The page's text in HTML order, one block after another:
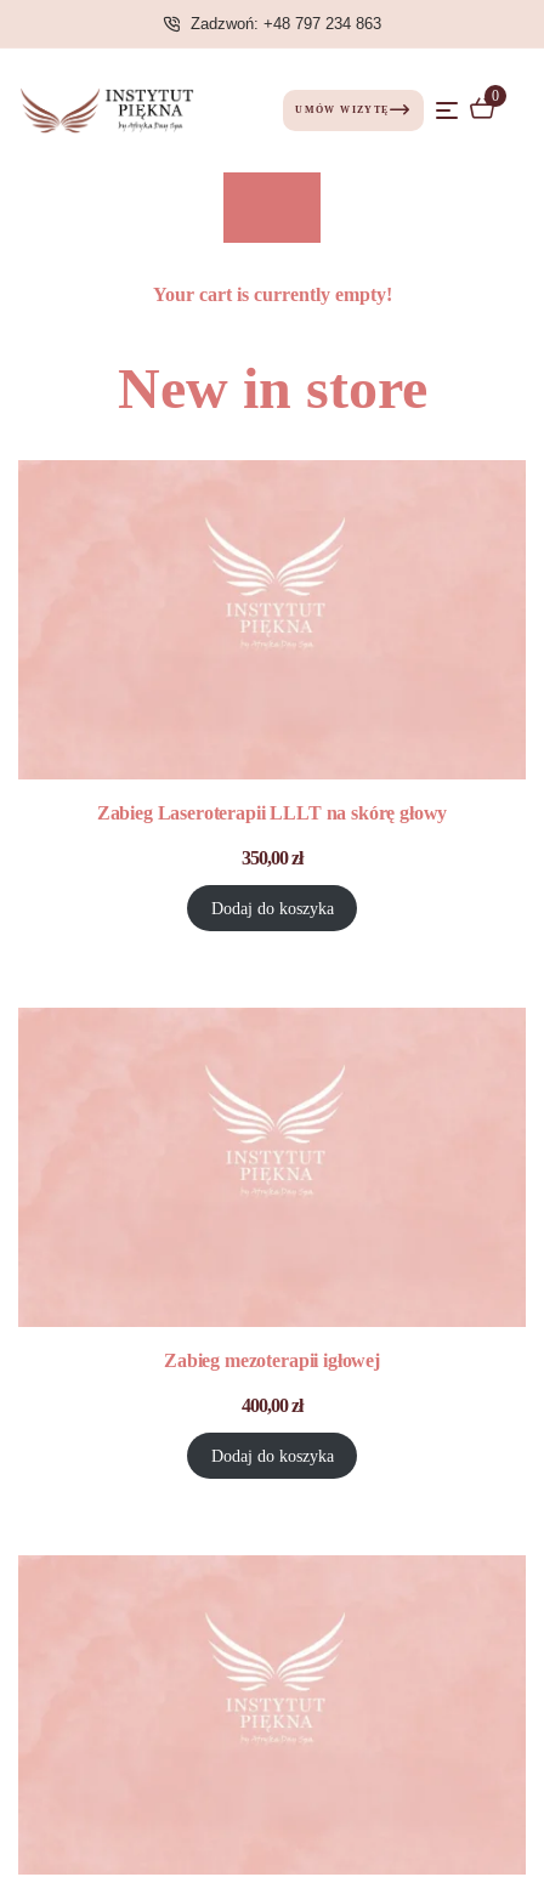
Zadzwoń: +48 797 234 863
UMÓW WIZYTĘ
0
Your cart is currently empty!
New in store
Zabieg Laseroterapii LLLT na skórę głowy
350,00zł
Dodaj do koszyka
Zabieg mezoterapii igłowej
400,00zł
Dodaj do koszyka